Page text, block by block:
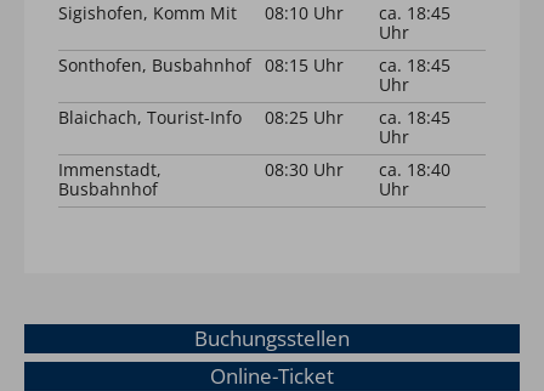
Sigishofen, Komm Mit
08:10 Uhr
ca. 18:45
Uhr
Sonthofen, Busbahnhof 08:15 Uhr
ca. 18:45
Uhr
Blaichach, Tourist-Info
08:25 Uhr
ca. 18:45
Uhr
Immenstadt,
Busbahnhof
08:30 Uhr
ca. 18:40
Uhr
Buchungsstellen
Online-Ticket